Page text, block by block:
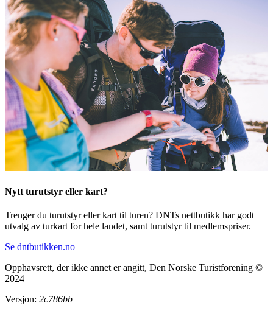
Nytt turutstyr eller kart?
Trenger du turutstyr eller kart til turen? DNTs nettbutikk har godt
utvalg av turkart for hele landet, samt turutstyr til medlemspriser.
Se dntbutikken.no
Opphavsrett, der ikke annet er angitt, Den Norske Turistforening ©
2024
Versjon: 2c786bb